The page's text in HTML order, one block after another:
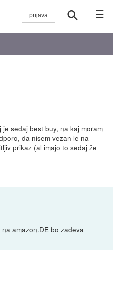
☰
sedaj best buy, na kaj moram
da nisem vezan le na
prikaz (al imajo to sedaj že
amazon.DE bo zadeva